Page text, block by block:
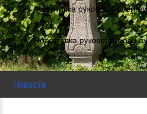
подготовка руководителей
2022
Подготовка руководителей
Новости